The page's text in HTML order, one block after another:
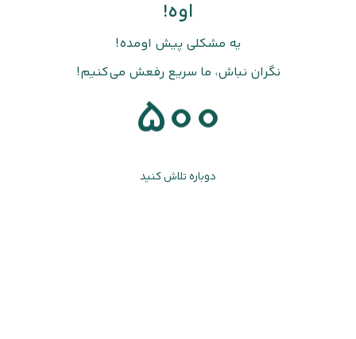
اوه!
یه مشکلی پیش اومده!
نگران نباش، ما سریع رفعش می‌کنیم!
500
دوباره تلاش کنید